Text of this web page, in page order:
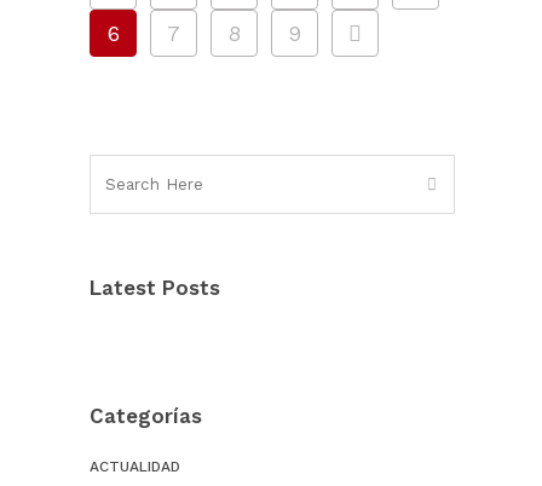
6
7 8 9
Latest Posts
Categorías
ACTUALIDAD